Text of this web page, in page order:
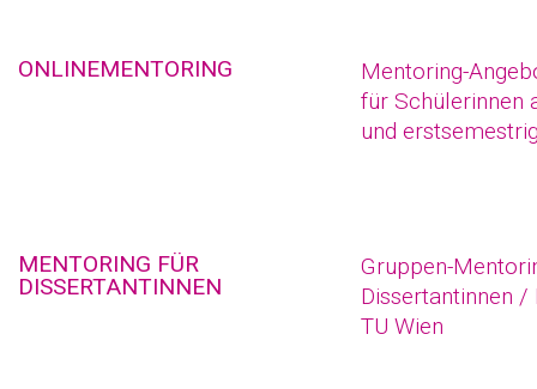
ONLINEMENTORING
Mentoring-
für Schülerinnen
und
MENTORING FÜR
DISSERTANTINNEN
Gruppen-
Dissertantinnen /
TU Wien